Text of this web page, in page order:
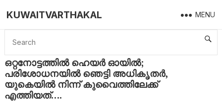
KUWAITVARTHAKAL MENU
Home Kuwait ഒറ്റനോട്ടത്തിൽ ഹെയർ ഓയിൽ; പരിശോധനയിൽ ഞെട്ടി അധികൃതർ, യുകെയിൽ നിന്ന് കുവൈത്തിലേക്ക് എത്തിയത്….
ഒറ്റനോട്ടത്തിൽ ഹെയർ ഓയിൽ;
പരിശോധനയിൽ ഞെട്ടി അധികൃതർ,
യുകെയിൽ നിന്ന് കുവൈത്തിലേക്ക്
എത്തിയത്….